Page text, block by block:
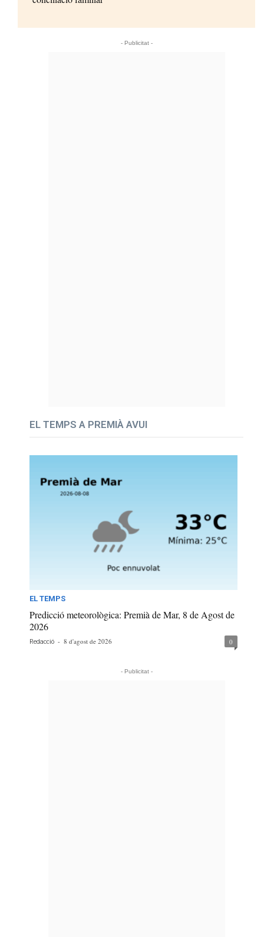
- Publicitat -
EL TEMPS A PREMIÀ AVUI
EL TEMPS
Predicció meteorològica: Premià de Mar, 8 de Agost de
2026
Redacció - 8 d'agost de 2026 0
- Publicitat -